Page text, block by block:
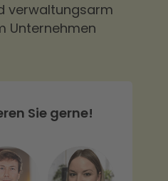
verwaltungsarm
Unternehmen
Sie gerne!